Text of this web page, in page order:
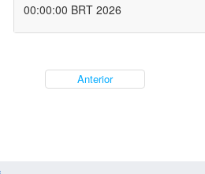
00:00:00 BRT 2026
Anterior